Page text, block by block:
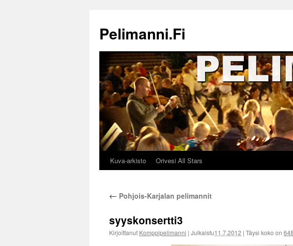
Pelimanni.Fi
Kuva-arkisto Orivesi All Stars
← Pohjois-Karjalan pelimannit
syyskonsertti3
Kirjoittanut Komppipelimanni | Julkaistu11.7.2012 | Täysi koko on